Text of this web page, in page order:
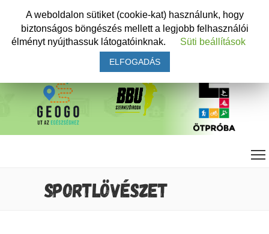
SPORTLÖVÉSZET
A weboldalon sütiket (cookie-kat) használunk, hogy
biztonságos böngészés mellett a legjobb felhasználói
élményt nyújthassuk látogatóinknak.
Süti beállítások
ELFOGADÁS